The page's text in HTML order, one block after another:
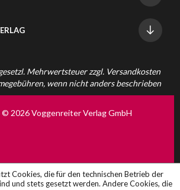
Mehrwertsteuer zzgl. Versandkosten
wenn nicht anders beschrieben
2026 Voggenreiter Verlag GmbH
Cookies, die für den technischen Betrieb der
und stets gesetzt werden. Andere Cookies, die